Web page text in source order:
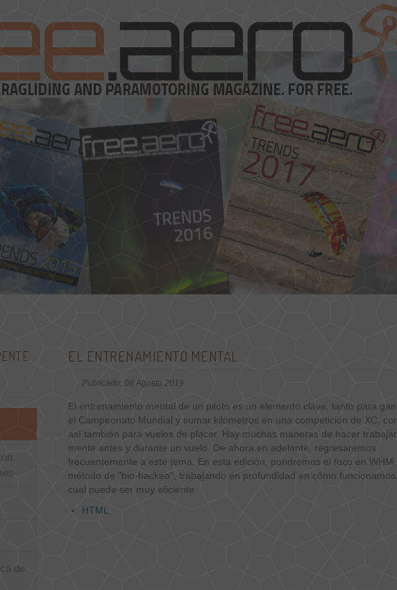
de
EL ENTRENAMIENTO MENTAL
Publicado: 08 Agosto 2019
El entrenamiento mental de un piloto es un elemento clave, tanto para
el Campeonato Mundial y sumar kilómetros en una competición de XC,
así también para vuelos de placer. Hay muchas maneras de hacer
mente antes y durante un vuelo. De ahora en adelante, regresaremos
frecuentemente a este tema. En esta edición, pondremos el foco en
método de "bio-hackeo", trabajando en profundidad en cómo
cual puede ser muy eficiente.
HTML